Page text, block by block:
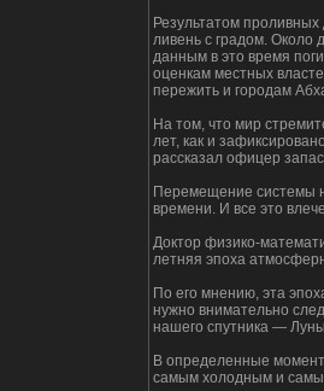
Результатом
ливень с градом. Около
данным в это время
оценкам местных
пережить и городам
На том, что мир
лет, как и
рассказал офицер
Перемещение системы
времени. И все это
Доктор физико-
летняя эпоха
По его мнению, эта
нужно внимательно
нашего спутника —
В определенные
самым холодным и